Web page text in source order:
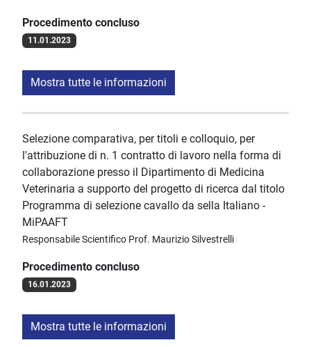
Procedimento concluso
11.01.2023
Mostra tutte le informazioni
Selezione comparativa, per titoli e colloquio, per
l'attribuzione di n. 1 contratto di lavoro nella forma di
collaborazione presso il Dipartimento di Medicina
Veterinaria a supporto del progetto di ricerca dal titolo
Programma di selezione cavallo da sella Italiano -
MiPAAFT
Responsabile Scientifico Prof. Maurizio Silvestrelli
Procedimento concluso
16.01.2023
Mostra tutte le informazioni